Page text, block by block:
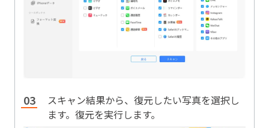
スキャン結果から、復元したい写真を選択し
ます。復元を実行します。